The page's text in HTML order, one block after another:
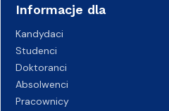
Informacje dla
Kandydaci
Studenci
Doktoranci
Absolwenci
Pracownicy